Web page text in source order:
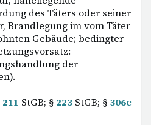
des Täters oder seiner
Brandlegung im vom Täter
Gebäude; bedingter
der
211 StGB; § 223 StGB; § 306c